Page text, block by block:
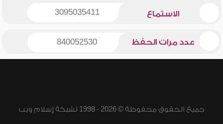
الاستماع 3095035411
عدد مرات الحفظ 840052530
جميع الحقوق محفوظة © 2026 - 1998 لشبكة إسلام ويب